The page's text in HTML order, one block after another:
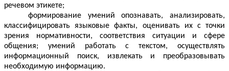
речевом этикете;
формирование умений опознавать, анализировать,
классифицировать языковые факты, оценивать их с точки
зрения нормативности, соответствия ситуации и сфере
общения; умений работать с текстом, осуществлять
информационный поиск, извлекать и преобразовывать
необходимую информацию.